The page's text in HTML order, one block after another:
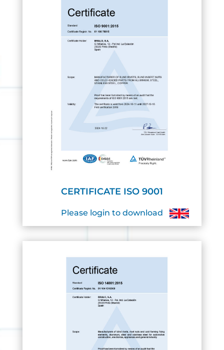
CERTIFICATE ISO 9001
Please login to download